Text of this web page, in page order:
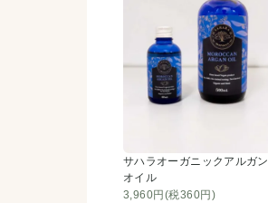
サハラオーガニックアルガン
オイル
3,960円(税360円)